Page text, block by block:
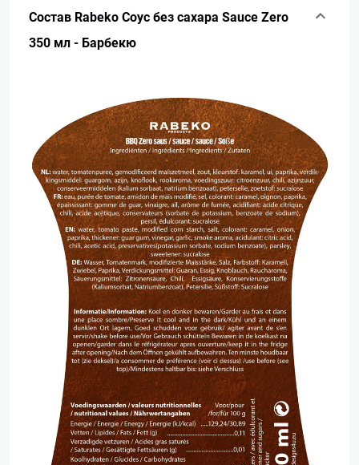
Состав Rabeko Соус без сахара Sauce Zero
350 мл - Барбекю